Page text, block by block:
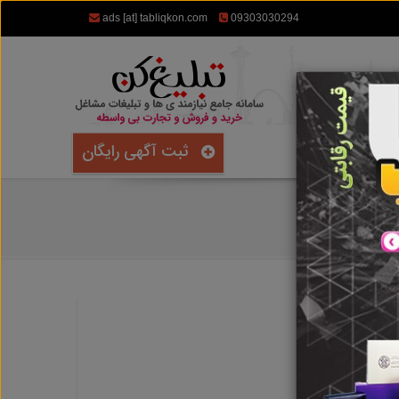
ads [at] tabliqkon.com 09303030294
ثبت آگهی رایگان